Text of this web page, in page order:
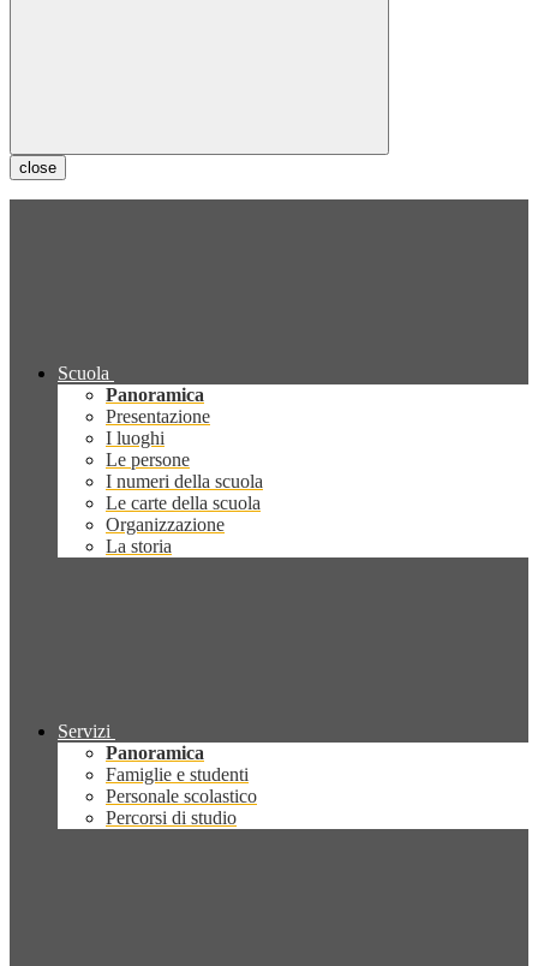
close
Scuola
Panoramica
Presentazione
I luoghi
Le persone
I numeri della scuola
Le carte della scuola
Organizzazione
La storia
Servizi
Panoramica
Famiglie e studenti
Personale scolastico
Percorsi di studio